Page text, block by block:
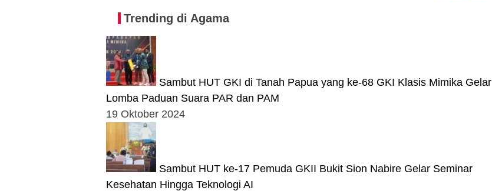
Trending di Agama
Sambut HUT GKI di Tanah Papua yang ke-68 GKI Klasis Mimika Gelar
Lomba Paduan Suara PAR dan PAM
19 Oktober 2024
Sambut HUT ke-17 Pemuda GKII Bukit Sion Nabire Gelar Seminar
Kesehatan Hingga Teknologi AI